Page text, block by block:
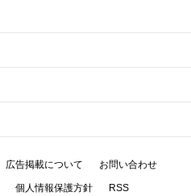
広告掲載について お問い合わせ
個人情報保護方針 RSS